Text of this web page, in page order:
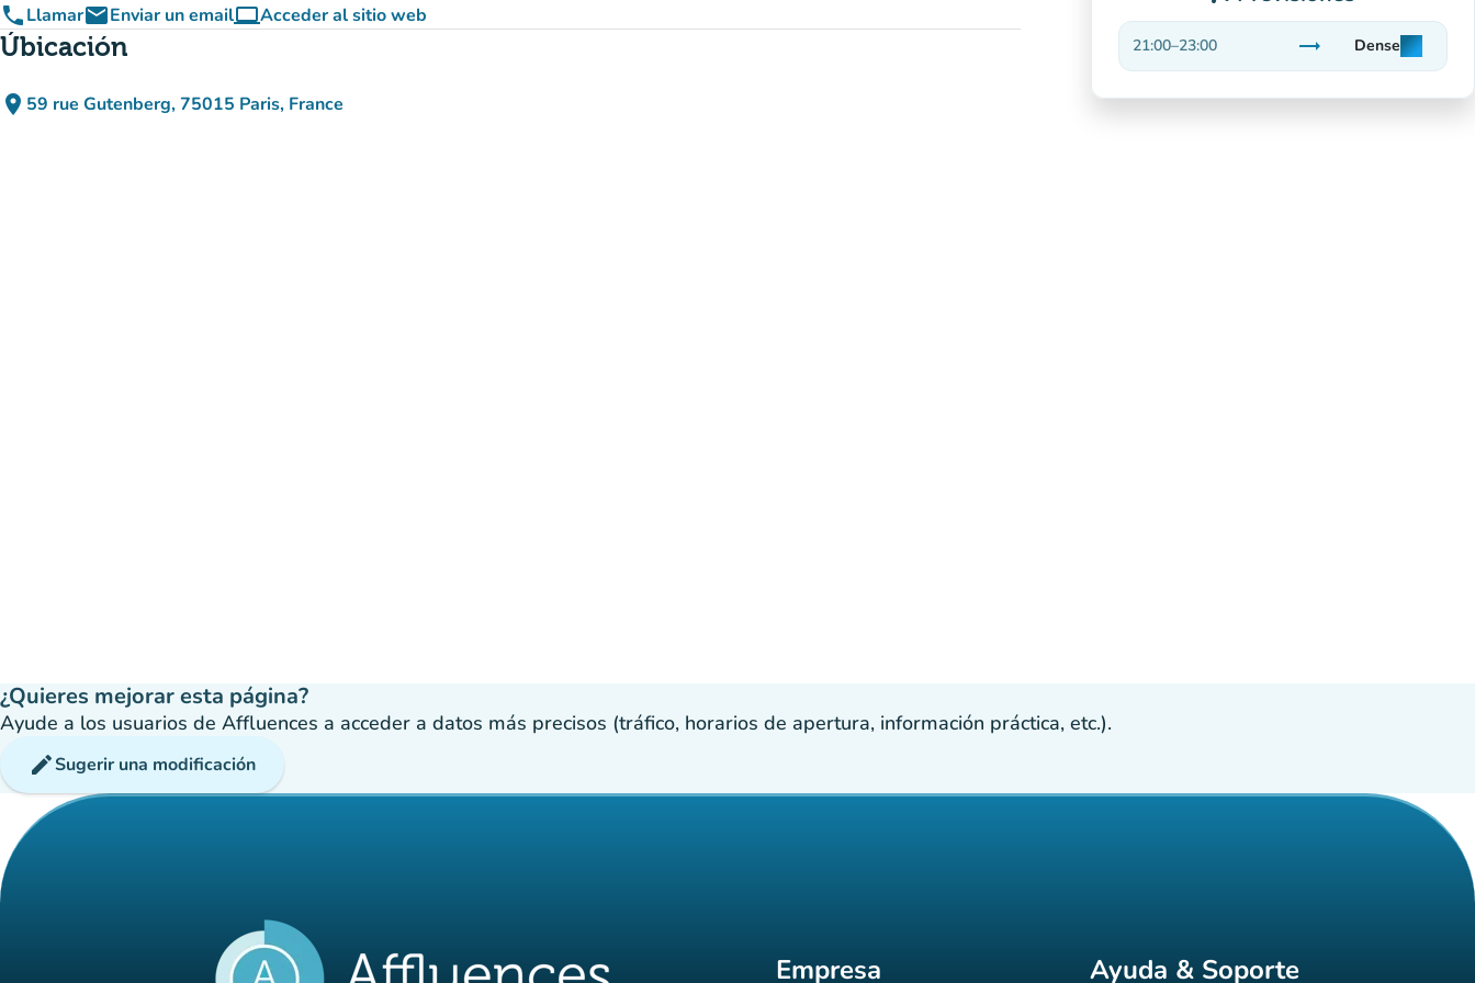
phoneLlamaremailEnviar un emailcomputerAcceder al sitio web
(nueva pestaña)
Úbicación
place 59 rue Gutenberg, 75015 Paris, France
(abrir en Google Maps)
(nueva pestaña)
21:00–23:00 trending_flat
Estable
Denseman
man
man
¿Quieres mejorar esta página?
Ayude a los usuarios de Affluences a acceder a datos más precisos (tráfico, horarios de apertura, información práctica, etc.).
editSugerir una modificación
Empresa Ayuda & Soporte